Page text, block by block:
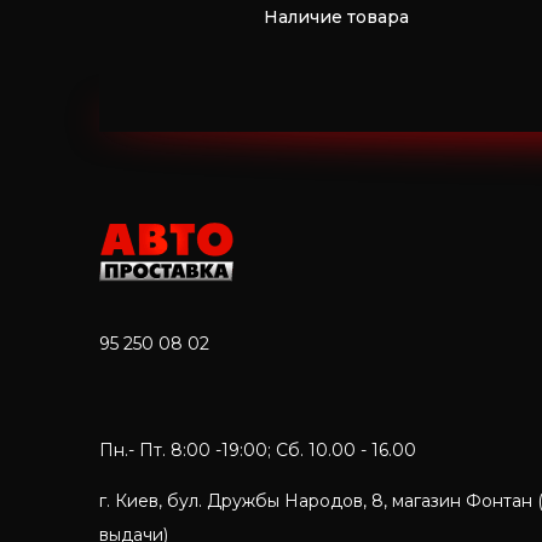
Наличие товара
95 250 08 02
Пн.- Пт. 8:00 -19:00; Сб. 10.00 - 16.00
г. Киев, бул. Дружбы Народов, 8, магазин Фонтан
выдачи)